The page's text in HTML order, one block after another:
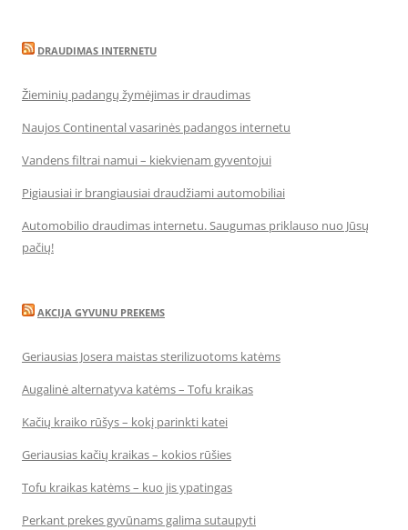
DRAUDIMAS INTERNETU
Žieminių padangų žymėjimas ir draudimas
Naujos Continental vasarinės padangos internetu
Vandens filtrai namui – kiekvienam gyventojui
Pigiausiai ir brangiausiai draudžiami automobiliai
Automobilio draudimas internetu. Saugumas priklauso nuo Jūsų
pačių!
AKCIJA GYVUNU PREKEMS
Geriausias Josera maistas sterilizuotoms katėms
Augalinė alternatyva katėms – Tofu kraikas
Kačių kraiko rūšys – kokį parinkti katei
Geriausias kačių kraikas – kokios rūšies
Tofu kraikas katėms – kuo jis ypatingas
Perkant prekes gyvūnams galima sutaupyti